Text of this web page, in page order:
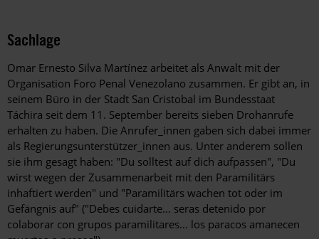
Sachlage
Omar Ernesto Silva Martínez arbeitet als Anwalt mit der
Organisation Foro Penal Venezolano zusammen. Er gibt an, in
seinem Büro in der Stadt San Cristobal im Bundesstaat
Táchira seit dem 11. September bereits sieben Drohanrufe
erhalten zu haben. Die Anrufer_innen gaben sich dabei immer
als Regierungsunterstützer_innen aus. Unter anderem sollen
sie ihm gesagt haben: "Du solltest auf dich aufpassen", "Du
wirst wegen der Zusammenarbeit mit den Paramilitärs
inhaftiert werden" und "Paramilitärs wachen tot oder im
Gefängnis auf" ("Debes cuidarte… seras detenido por
colaborar con grupos paramilitares… los paracos amanecen